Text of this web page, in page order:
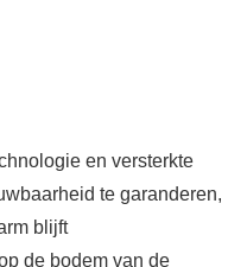
en versterkte
te garanderen,
blijft
de bodem van de